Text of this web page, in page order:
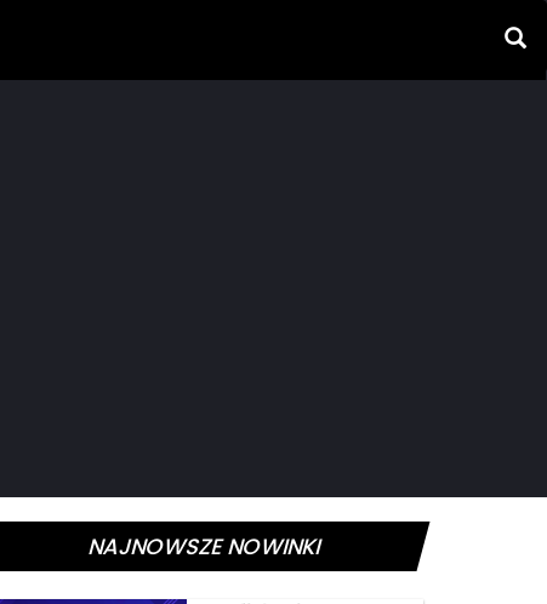
NAJNOWSZE NOWINKI